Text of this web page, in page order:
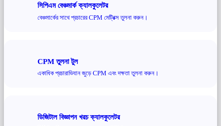
সিপিএম বেঞ্চমার্ক ক্যালকুলেটর
বেঞ্চমার্কের সাথে প্রচারের CPM মেট্রিক্স তুলনা করুন।
CPM তুলনা টুল
একাধিক প্রচারাভিযান জুড়ে CPM এবং দক্ষতা তুলনা করুন।
ডিজিটাল বিজ্ঞাপন খরচ ক্যালকুলেটর